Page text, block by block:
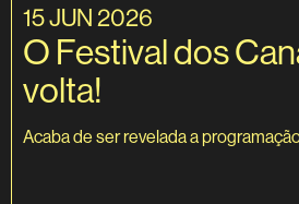
15 JUN 2026
O Festival dos
volta!
Acaba de ser revelada a